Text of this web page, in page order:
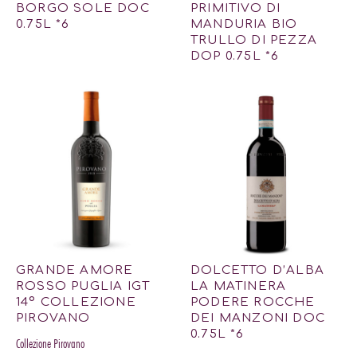
BORGO SOLE DOC
0.75L *6
PRIMITIVO DI
MANDURIA BIO
TRULLO DI PEZZA
DOP 0.75L *6
GRANDE AMORE
ROSSO PUGLIA IGT
14º COLLEZIONE
PIROVANO
Collezione Pirovano
DOLCETTO D’ALBA
LA MATINERA
PODERE ROCCHE
DEI MANZONI DOC
0.75L *6